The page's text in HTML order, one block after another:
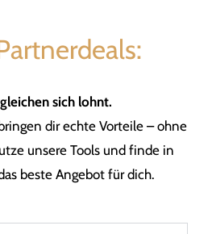
sich lohnt.
dir echte Vorteile – ohne
unsere Tools und finde in
beste Angebot für dich.